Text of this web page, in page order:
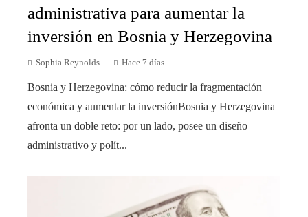
administrativa para aumentar la
inversión en Bosnia y Herzegovina
Sophia Reynolds Hace 7 días
Bosnia y Herzegovina: cómo reducir la fragmentación
económica y aumentar la inversiónBosnia y Herzegovina
afronta un doble reto: por un lado, posee un diseño
administrativo y polít...